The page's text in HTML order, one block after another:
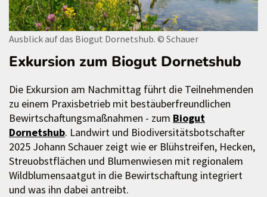
Ausblick auf das Biogut Dornetshub. © Schauer
Exkursion zum Biogut Dornetshub
Die Exkursion am Nachmittag führt die Teilnehmenden
zu einem Praxisbetrieb mit bestäuberfreundlichen
Bewirtschaftungsmaßnahmen - zum Biogut
Dornetshub. Landwirt und Biodiversitätsbotschafter
2025 Johann Schauer zeigt wie er Blühstreifen, Hecken,
Streuobstflächen und Blumenwiesen mit regionalem
Wildblumensaatgut in die Bewirtschaftung integriert
und was ihn dabei antreibt.